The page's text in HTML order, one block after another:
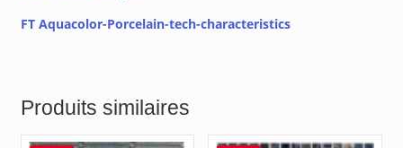
FT Aquacolor-Porcelain-tech-characteristics
Produits similaires